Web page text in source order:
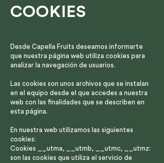
COOKIES
Desde Capella Fruits deseamos informarte
que nuestra página web utiliza cookies para
analizar la navegación de usuarios.
Las cookies son unos archivos que se instalan
en el equipo desde el que accedes a nuestra
web con las finalidades que se describen en
esta página.
En nuestra web utilizamos las siguientes
cookies:
Cookies __utma, __utmb, __utmc, __utmz:
son las cookies que utiliza el servicio de